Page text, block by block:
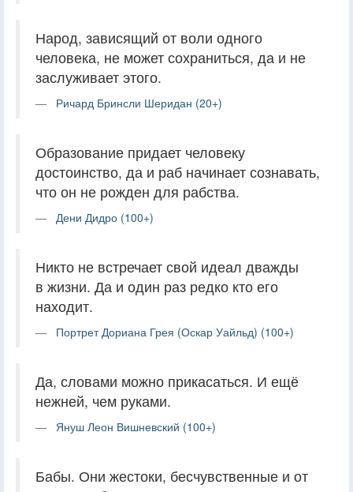
Народ, зависящий от воли одного
человека, не может сохраниться, да и не
заслуживает этого.
Ричард Бринсли Шеридан (20+)
Образование придает человеку
достоинство, да и раб начинает сознавать,
что он не рожден для рабства.
Дени Дидро (100+)
Никто не встречает свой идеал дважды
в жизни. Да и один раз редко кто его
находит.
Портрет Дориана Грея (Оскар Уайльд) (100+)
Да, словами можно прикасаться. И ещё
нежней, чем руками.
Януш Леон Вишневский (100+)
Бабы. Они жестоки, бесчувственные и от